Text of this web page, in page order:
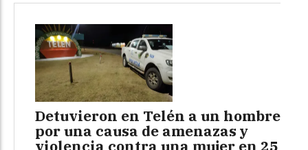
Detuvieron en Telén a un hombre
por una causa de amenazas y
violencia contra una mujer en 25